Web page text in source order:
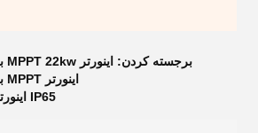
برجسته کردن: اینورتر MPPT 22kw برای سیستم خورشیدی
اینورتر MPPT برای سیستم خورشیدی
IP65 اینورتر ترکیبی هیبریدی IP65